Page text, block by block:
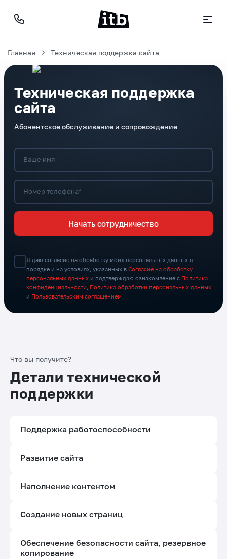
Главная Техническая поддержка сайта
Техническая поддержка
сайта
Абонентское обслуживание и сопровождение
Ваше имя
Номер телефона*
Начать сотрудничество
Я даю согласие на обработку моих персональных данных в
порядке и на условиях, указанных в Согласие на обработку
персональных данных и подтверждаю ознакомление с Политика
конфиденциальности
Политика обработки персональных данных
и Пользовательским соглашением
Что вы получите?
Детали технической
поддержки
Поддержка работоспособности
Развитие сайта
Наполнение контентом
Создание новых страниц
Обеспечение безопасности сайта, резервное
копирование